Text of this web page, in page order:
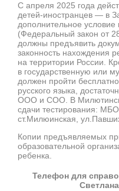
С апреля 2025 года
детей-иностранцев — в
дополнительное
(Федеральный закон от
должны предъявить
законность нахождения
на территории России.
в государственную или
должен пройти
русского языка,
ООО и СОО. В
сдачи тестирования:
ст.Милюинская,
Копии предъявляемых
образовательной
ребенка.
Телефон для